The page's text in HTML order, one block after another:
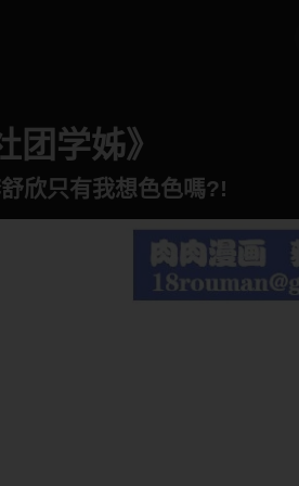
团学姊》
欣只有我想色色嗎?!